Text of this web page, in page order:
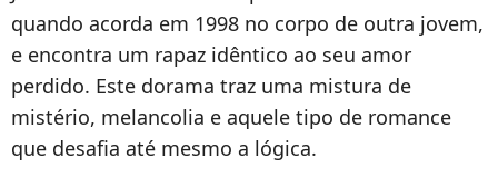
quando acorda em 1998 no corpo de outra jovem,
e encontra um rapaz idêntico ao seu amor
perdido. Este dorama traz uma mistura de
mistério, melancolia e aquele tipo de romance
que desafia até mesmo a lógica.